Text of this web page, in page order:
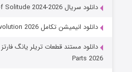
دانلود سریال One Hundred Years of Solitude 2024-2026
دانلود انیمیشن تکامل Evolution 2026
Parts 2026